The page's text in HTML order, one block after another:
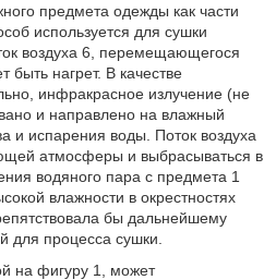
предмета одежды как части
используется для сушки
воздуха 6, перемещающегося
нагрет. В качестве
инфракрасное излучение (не
и направлено на влажный
и испарения воды. Поток воздуха
атмосферы и выбрасываться в
водяного пара с предмета 1
влажности в окрестностях
бы дальнейшему
процесса сушки.
на фигуру 1, может